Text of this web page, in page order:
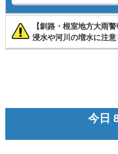
【釧路・根室地方大雨
浸水や河川の増水に注意
今日